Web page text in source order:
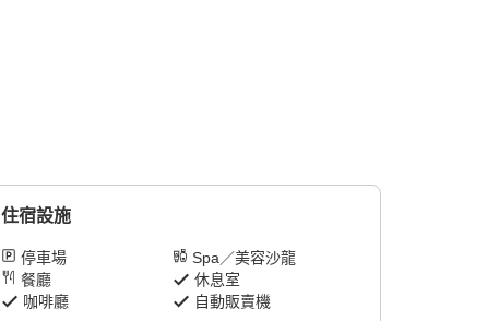
住宿設施
停車場
Spa／美容沙龍
餐廳
休息室
咖啡廳
自動販賣機